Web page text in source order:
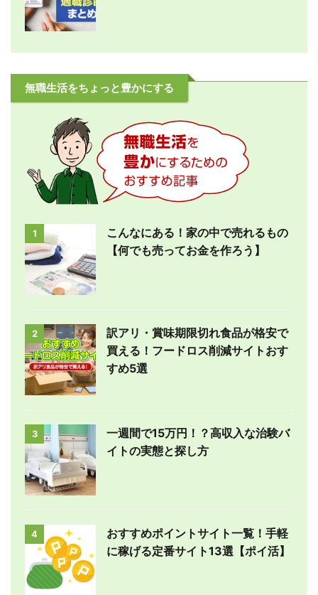
無職生活をちょっと豊かにする
1
こんなにある！家の中で売れるもの
【何でも売ってお金を作ろう】
2
訳アリ・賞味期限切れ食品が格安で
買える！フードロス削減サイトおす
すめ5選
3
一週間で15万円！？高収入な治験バ
イトの実態と探し方
4
おすすめポイントサイト一覧！手軽
に稼げる定番サイト13選【ポイ活】